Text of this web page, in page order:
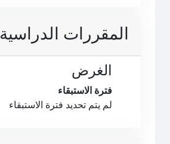
المقررات الدراسية
الغرض
فترة الاستبقاء
لم يتم تحديد فترة الاستبقاء